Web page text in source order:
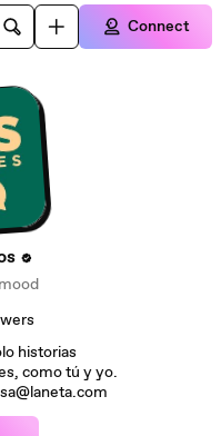
Connect
historias
como tú y yo.